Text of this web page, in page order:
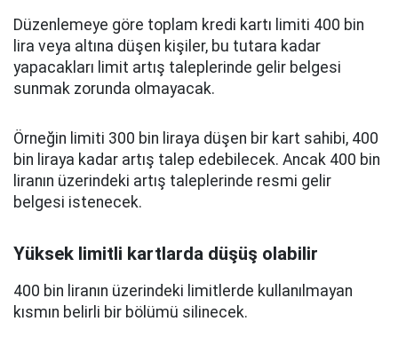
Düzenlemeye göre toplam kredi kartı limiti 400 bin
lira veya altına düşen kişiler, bu tutara kadar
yapacakları limit artış taleplerinde gelir belgesi
sunmak zorunda olmayacak.
Örneğin limiti 300 bin liraya düşen bir kart sahibi, 400
bin liraya kadar artış talep edebilecek. Ancak 400 bin
liranın üzerindeki artış taleplerinde resmi gelir
belgesi istenecek.
Yüksek limitli kartlarda düşüş olabilir
400 bin liranın üzerindeki limitlerde kullanılmayan
kısmın belirli bir bölümü silinecek.